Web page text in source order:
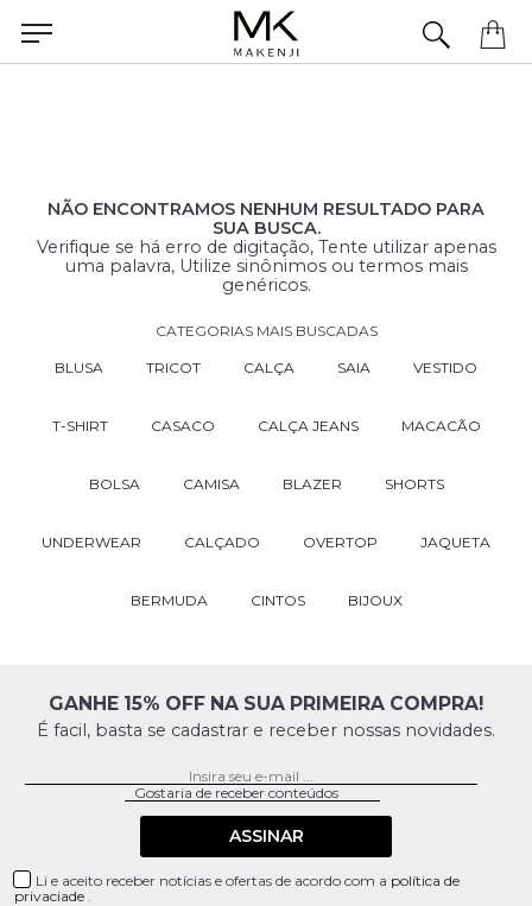
NÃO ENCONTRAMOS NENHUM RESULTADO PARA
SUA BUSCA.
Verifique se há erro de digitação, Tente utilizar apenas
uma palavra, Utilize sinônimos ou termos mais
genéricos.
CATEGORIAS MAIS BUSCADAS
BLUSA TRICOT CALÇA SAIA VESTIDO
T-SHIRT CASACO CALÇA JEANS MACACÃO
BOLSA CAMISA BLAZER SHORTS
UNDERWEAR CALÇADO OVERTOP JAQUETA
BERMUDA CINTOS BIJOUX
GANHE 15% OFF NA SUA PRIMEIRA COMPRA!
É facil, basta se cadastrar e receber nossas novidades.
ASSINAR
Li e aceito receber notícias e ofertas de acordo com a política de
privaciade